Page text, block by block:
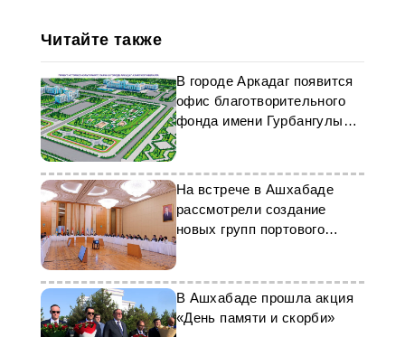
Читайте также
В городе Аркадаг появится
офис благотворительного
фонда имени Гурбангулы
Бердымухамедова
На встрече в Ашхабаде
рассмотрели создание
новых групп портового
контроля
В Ашхабаде прошла акция
«День памяти и скорби»